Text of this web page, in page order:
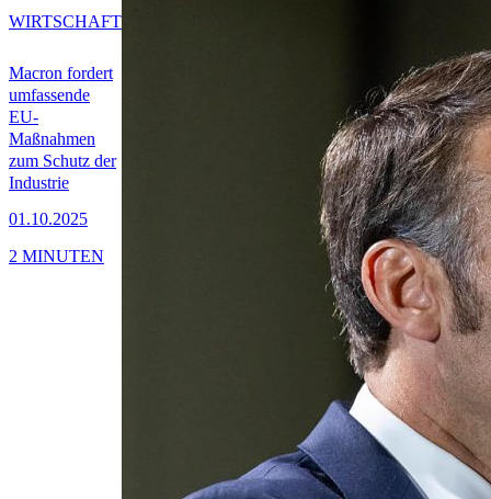
Macron fordert
umfassende
EU-
Maßnahmen
zum Schutz der
Industrie
01.10.2025
WIRTSCHAFT
2 MINUTEN